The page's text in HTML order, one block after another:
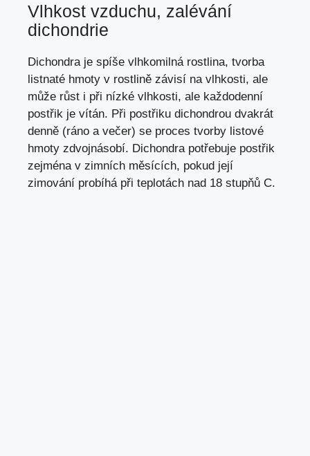
Vlhkost vzduchu, zalévání
dichondrie
Dichondra je spíše vlhkomilná rostlina, tvorba
listnaté hmoty v rostlině závisí na vlhkosti, ale
může růst i při nízké vlhkosti, ale každodenní
postřik je vítán. Při postřiku dichondrou dvakrát
denně (ráno a večer) se proces tvorby listové
hmoty zdvojnásobí. Dichondra potřebuje postřik
zejména v zimních měsících, pokud její
zimování probíhá při teplotách nad 18 stupňů C.